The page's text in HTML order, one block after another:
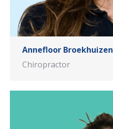
Annefloor Broekhuizen
Chiropractor